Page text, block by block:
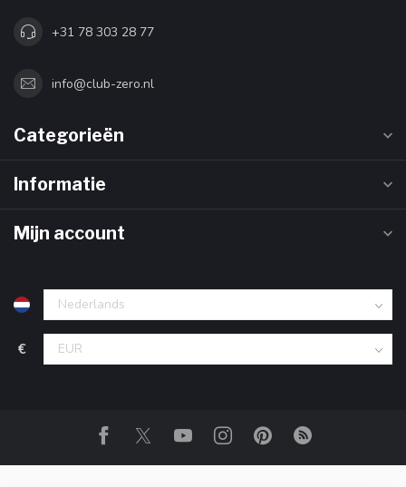
+31 78 303 28 77
info@club-zero.nl
Categorieën
Informatie
Mijn account
€